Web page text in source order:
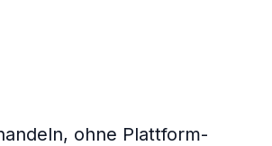
ohne Plattform-